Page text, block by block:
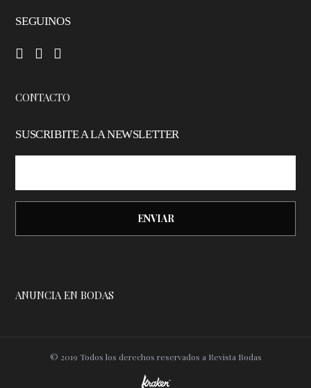
SEGUINOS
CONTACTO
SUSCRIBITE A LA NEWSLETTER
ANUNCIA EN BODAS
© 2019 Todos los derechos reservados a Revista Bodas